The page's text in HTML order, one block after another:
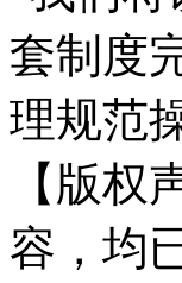
套制度
理规范
【版
容，均